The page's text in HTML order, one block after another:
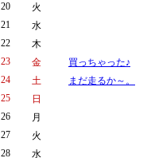
20
火
21
水
22
木
23
金
買っちゃった♪
24
土
まだ走るか～。
25
日
26
月
27
火
28
水